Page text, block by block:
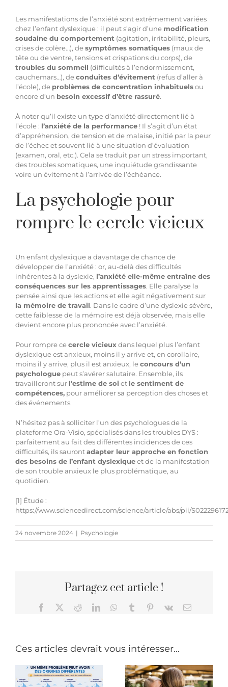
Les manifestations de l’anxiété sont extrêmement variées
chez l’enfant dyslexique : il peut s’agir d’une modification
soudaine du comportement (agitation, irritabilité, pleurs,
crises de colère…), desymptômes somatiques (maux de
tête ou de ventre, tensions et crispations du corps), de
troubles du sommeil (difficultés à l’endormissement,
cauchemars…), deconduites d’évitement (refus d’aller à
l’école), de problèmes de concentration inhabituelsou
encore d’un besoin excessif d’être rassuré.
À noter qu’il existe un type d’anxiété directement lié à
l’école : l’anxiété de la performance ! Il s’agit d’un état
d’appréhension, de tension et de malaise, initié par la peur
de l’échec et souvent lié à une situation d’évaluation
(examen, oral, etc.). Cela se traduit par un stress important,
des troubles somatiques, une inquiétude grandissante
voire un évitement à l’arrivée de l’échéance.
La psychologie pour
rompre le cercle vicieux
Un enfant dyslexique a davantage de chance de
développer de l’anxiété : or, au-delà des difficultés
inhérentes à la dyslexie, l’anxiété elle-même entraîne des
conséquences sur les apprentissages. Elle paralyse la
pensée ainsi que les actions et elle agit négativement sur
la mémoire de travail. Dans le cadre d’une dyslexie sévère,
cette faiblesse de la mémoire est déjà observée, mais elle
devient encore plus prononcée avec l’anxiété.
Pour rompre cecercle vicieuxdans lequel plus l’enfant
dyslexique est anxieux, moins il y arrive et, en corollaire,
moins il y arrive, plus il est anxieux, leconcours d’un
psychologue peut s’avérer salutaire. Ensemble, ils
travailleront sur l’estime de soi et le sentiment de
compétences, pour améliorer sa perception des choses et
des événements.
N’hésitez pas à solliciter l’un des psychologues de la
plateforme Ora-Visio, spécialisés dans les troubles DYS :
parfaitement au fait des différentes incidences de ces
difficultés, ils saurontadapter leur approche en fonction
des besoins de l’enfant dyslexiqueet de la manifestation
de son trouble anxieux le plus problématique, au
quotidien.
[1] Étude :
https://www.sciencedirect.com/science/article/abs/pii/
24 novembre 2024 | Psychologie
Partagez cet article !
Facebook RedditLinkedInWhatsApp
Tumblr Pinterest
Vk Email
Ces articles devrait vous intéresser...
La Journée
Blue Monday